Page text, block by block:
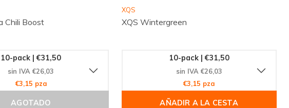
nuestra vasta
de comprar en línea
Chili Boost
10-pack | €31,50
sin IVA €26,03
€3,15 pza
AGOTADO
XQS
XQS Wintergreen
10-pack | €31,50
sin IVA €26,03
€3,15 pza
AÑADIR A LA CESTA